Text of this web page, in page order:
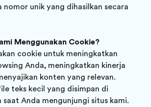
nomor unik yang dihasilkan secara
Menggunakan Cookie?
cookie untuk meningkatkan
Anda, meningkatkan kinerja
konten yang relevan.
teks kecil yang disimpan di
saat Anda mengunjungi situs kami.